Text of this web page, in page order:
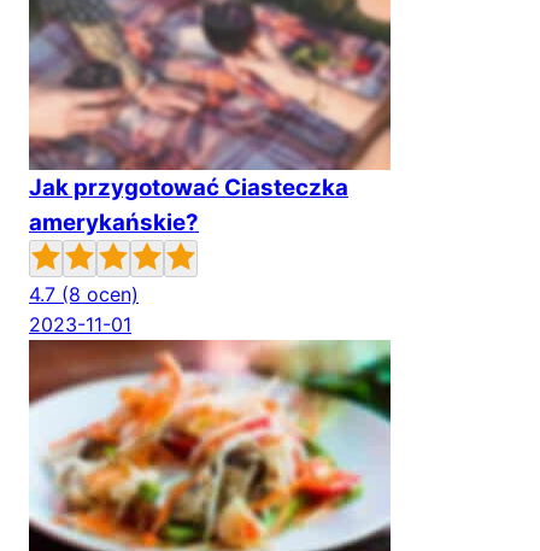
Jak przygotować Ciasteczka
amerykańskie?
4.7 (8 ocen)
2023-11-01